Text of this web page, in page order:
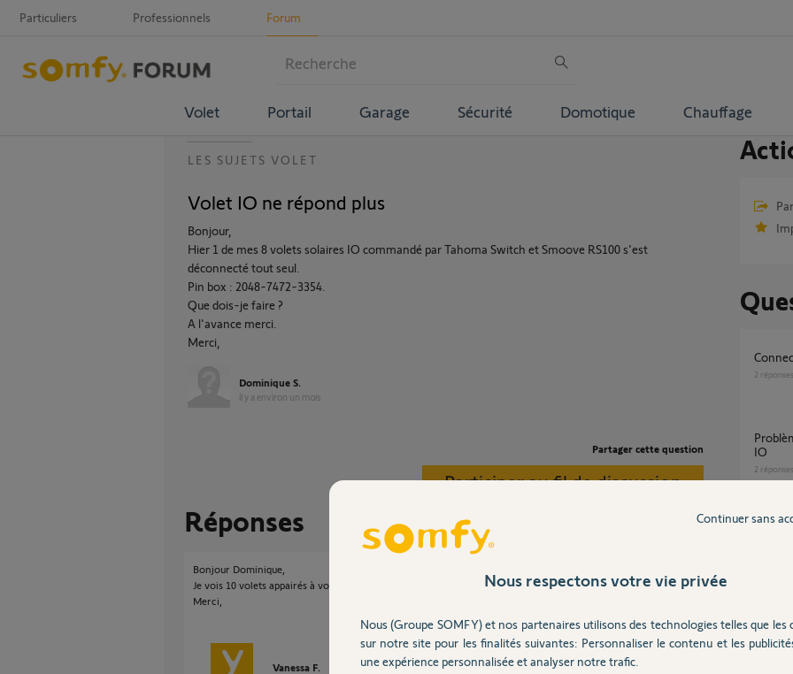
Particuliers Professionnels Forum
Volet Portail Garage Sécurité Domotique Chauffage
LES SUJETS VOLET
Volet IO ne répond plus
Bonjour,
Hier 1 de mes 8 volets solaires IO commandé par Tahoma Switch et Smoove RS100 s'est
déconnecté tout seul.
Pin box : 2048-7472-3354.
Que dois-je faire ?
A l'avance merci.
Merci,
Dominique S.
il y a environ un mois
Partager cette question
Participer au fil de discussion
Réponses
Bonjour Dominique,
Je vois 10 volets appairés à votre box, avez-vous réussi à récupérer le volet manquant?
Merci,
Vanessa F. il y a environ un mois
2 réponses
Problème avec la Tahoma et Smoove Origin
IO
2 réponses
IO
Volet
4réponses
Nous respectons votre vie privée
Nous (Groupe SOMFY) et nos partenaires utilisons des technologies telles que les
sur notre site pour les finalités suivantes: Personnaliser le contenu et les
une expérience personnalisée et analyser notre trafic.
Continuer sans